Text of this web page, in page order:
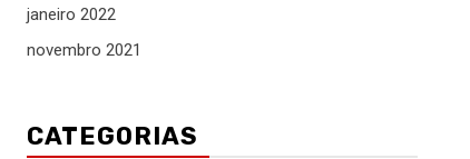
janeiro 2022
novembro 2021
CATEGORIAS